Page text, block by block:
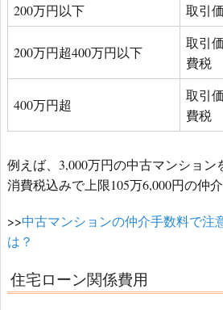
200万円以下 取引
200万円超400万円以下
取引
費税
400万円超
取引
費税
例えば、3,000万円の中古マンション
消費税込みで上限105万6,000円の仲
>>中古マンションの仲介手数料で注
は？
住宅ローン関係費用